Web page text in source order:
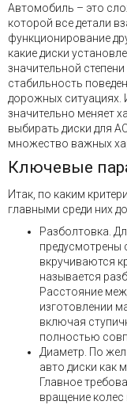
Автомобиль – это
которой все детали
функционирование
какие диски
значительной
стабильность
дорожных ситуациях.
значительно меняет
выбирать диски для
множество важных
Ключевые
Итак, по каким
главными среди них
Разболтовка.
предусмотрены
вкручиваются
называется
Расстояние
изготовлении
включая
полностью
Диаметр. По
авто диски как
Главное
вращение колес